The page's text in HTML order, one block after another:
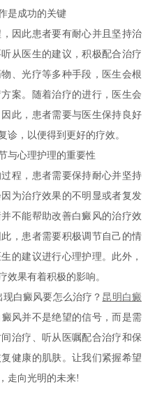
是成功的关键
因此患者要有耐心并且坚持治
从医生的建议，积极配合治疗
、光疗等多种手段，医生会根
案。随着治疗的进行，医生会
此，患者需要与医生保持良好
诊，以便得到更好的疗效。
心理护理的重要性
，患者需要保持耐心并坚持
为治疗效果的不明显或者复发
不能帮助改善白癜风的治疗效
，患者需要积极调节自己的情
的建议进行心理护理。此外，
效果有着积极的影响。
白癜风要怎么治疗？ 昆明白癜
风并不是绝望的信号，而是需
治疗、听从医嘱配合治疗和保
健康的肌肤。让我们紧握希望
走向光明的未来!